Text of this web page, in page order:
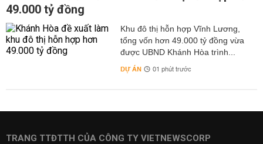
49.000 tỷ đồng
Khu đô thị hỗn hợp Vĩnh Lương,
tổng vốn hơn 49.000 tỷ đồng vừa
được UBND Khánh Hòa trình...
DỰ ÁN 01 phút trước
TRANG TTĐTTH CỦA CÔNG TY VIETNEWSCORP